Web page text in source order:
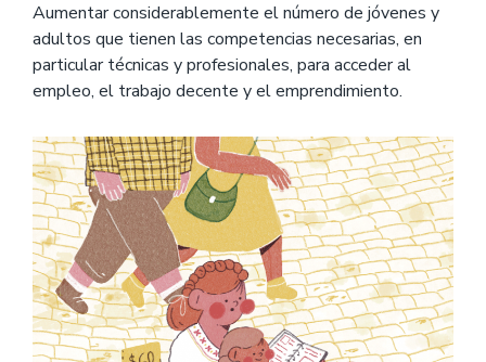
Aumentar considerablemente el número de jóvenes y
adultos que tienen las competencias necesarias, en
particular técnicas y profesionales, para acceder al
empleo, el trabajo decente y el emprendimiento.